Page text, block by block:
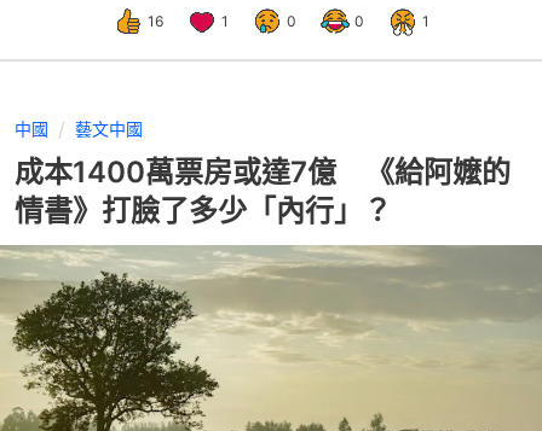
16 1 0 0 1
中國 藝文中國
成本1400萬票房或達7億 《給阿嬤的
情書》打臉了多少「內行」？